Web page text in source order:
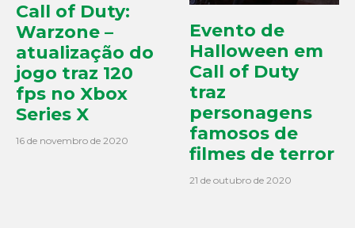
Call of Duty:
Warzone –
atualização do
jogo traz 120
fps no Xbox
Series X
16 de novembro de 2020
Evento de
Halloween em
Call of Duty
traz
personagens
famosos de
filmes de terror
21 de outubro de 2020